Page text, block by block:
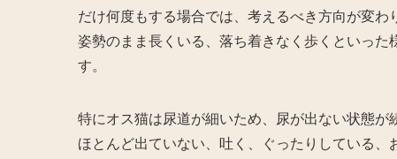
だけ何度もする場合では、考えるべき方向が変
姿勢のまま長くいる、落ち着きなく歩くといっ
す。
特にオス猫は尿道が細いため、尿が出ない状態
ほとんど出ていない、吐く、ぐったりしている